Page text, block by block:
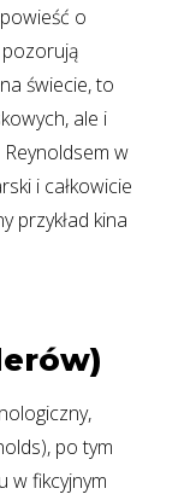
o
świecie, to
ale i
w
i całkowicie
przykład kina
po tym
w fikcyjnym